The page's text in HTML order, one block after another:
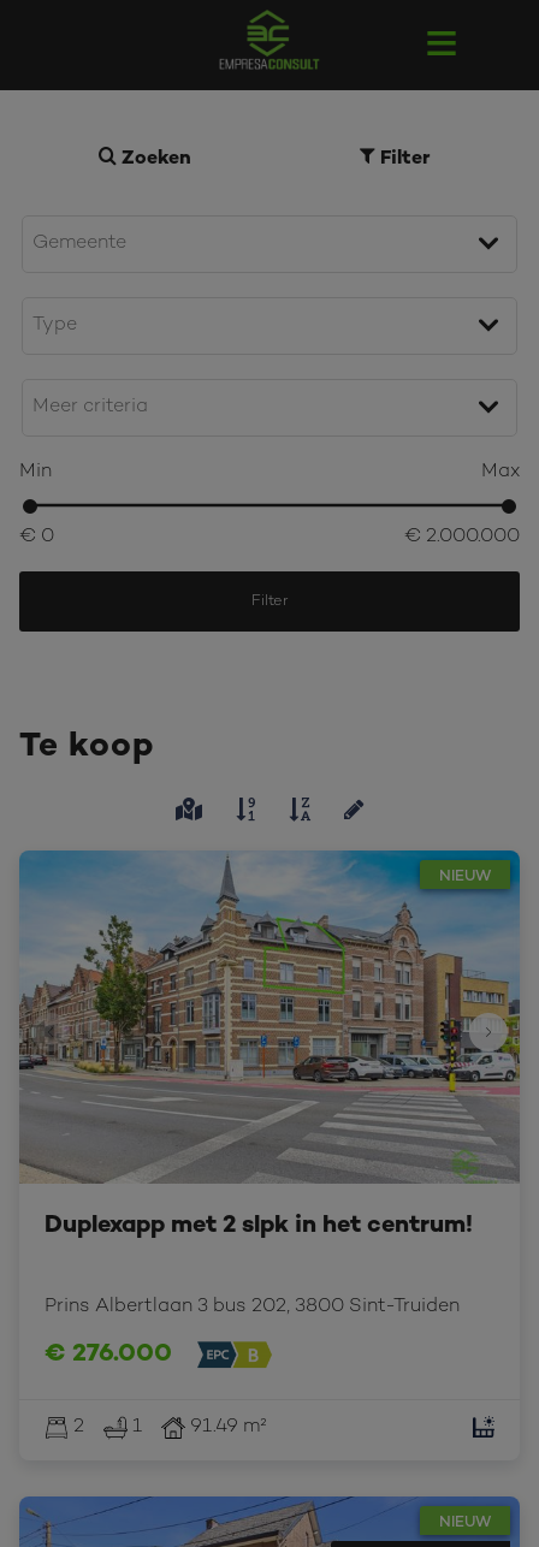
Zoeken Filter
Min Max
€ 0 € 2.000.000
Filter
Te koop
NIEUW
Duplexapp met 2 slpk in het centrum!
Prins Albertlaan 3 bus 202, 3800 Sint-Truiden
€ 276.000
2 1 91.49 m²
NIEUW